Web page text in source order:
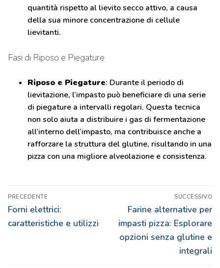
quantità rispetto al lievito secco attivo, a causa
della sua minore concentrazione di cellule
lievitanti.
Fasi di Riposo e Piegature
Riposo e Piegature: Durante il periodo di
lievitazione, l’impasto può beneficiare di una serie
di piegature a intervalli regolari. Questa tecnica
non solo aiuta a distribuire i gas di fermentazione
all’interno dell’impasto, ma contribuisce anche a
rafforzare la struttura del glutine, risultando in una
pizza con una migliore alveolazione e consistenza.
Navigazione
articoli
PRECEDENTE
Articolo
precedente:
Forni elettrici:
caratteristiche e utilizzi
SUCCESSIVO
Articolo
successivo:
Farine alternative per
impasti pizza: Esplorare
opzioni senza glutine e
integrali